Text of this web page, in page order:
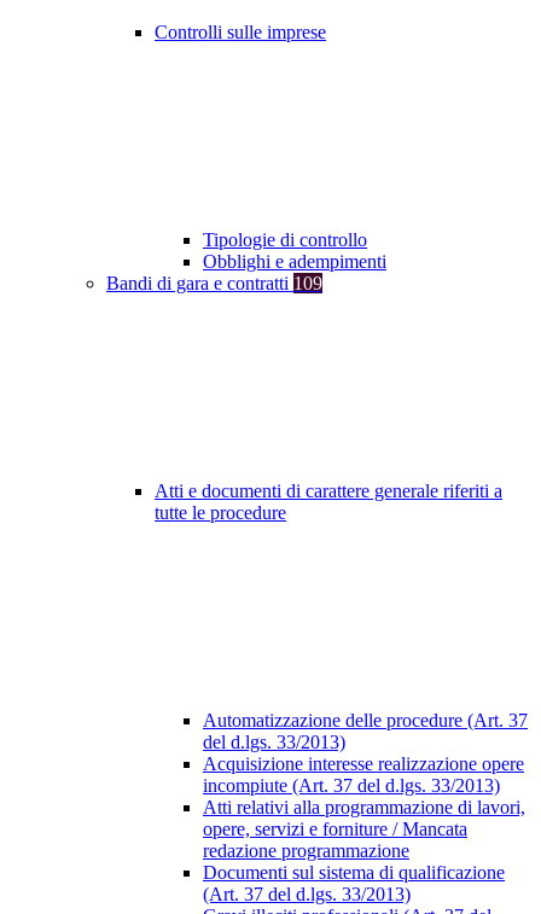
Controlli sulle imprese
Tipologie di controllo
Obblighi e adempimenti
Bandi di gara e contratti 109
Atti e documenti di carattere generale riferiti a
tutte le procedure
Automatizzazione delle procedure (Art. 37
del d.lgs. 33/2013)
Acquisizione interesse realizzazione opere
incompiute (Art. 37 del d.lgs. 33/2013)
Atti relativi alla programmazione di lavori,
opere, servizi e forniture / Mancata
redazione programmazione
Documenti sul sistema di qualificazione
(Art. 37 del d.lgs. 33/2013)